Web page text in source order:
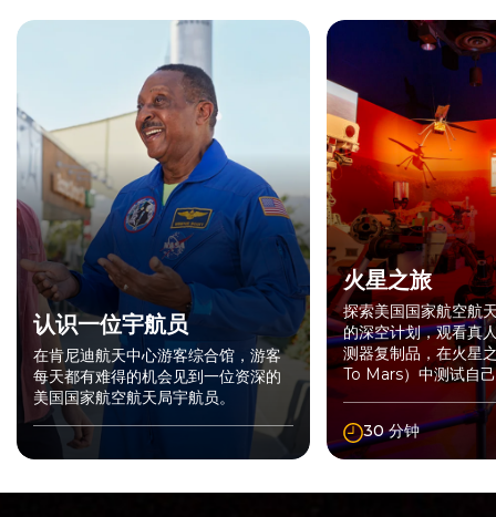
认识一位宇航员
在肯尼迪航天中心游客综合馆，游客
每天都有难得的机会见到一位资深的
美国国家航空航天局宇航员。
火星之旅
探索美国国家航空航
的深空计划，观看真
测器复制品，在火星
To Mars）中测试自
30 分钟